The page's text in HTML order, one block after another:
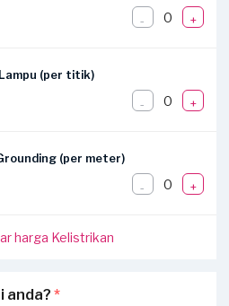
- 0 +
(per titik)
- 0 +
(per meter)
- 0 +
harga Kelistrikan
anda? *